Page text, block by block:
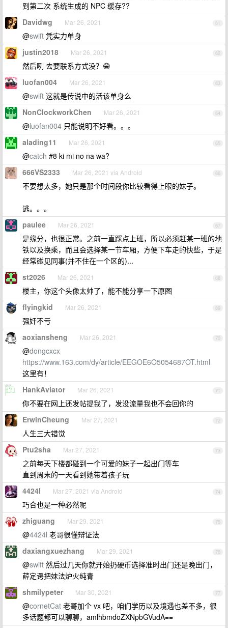
到第二次 系统生成的 NPC 缓存??
61
Davidwg Mar 26, 2021
@swift 凭实力单身
62
justin2018 Mar 26, 2021
然后咧 去要联系方式没？😁
63
luofan004 Mar 26, 2021
@swift 这就是传说中的活该单身么
64
NonClockworkChen Mar 26, 2021
@luofan004 只能说明不好看。。。
65
alading11 Mar 26, 2021
@catch #8 ki mi no na wa?
66
666VS2333 Mar 26, 2021 via Android
不要想太多，她只是那个时间段你比较看得上眼的妹子。
逃。。。
67
paulee Mar 26, 2021
是缘分，也很正常。之前一直踩点上班，所以必须赶某一班的地
铁以及换乘，而且会选择某一节车厢，方便下车走的快些，于是
经常碰见同事(并不住在一个区的)...
68
st2026 Mar 26, 2021
楼主，你这个头像太帅了，能不能分享一下原图
69
flyingkid Mar 26, 2021
强奸不亏
70
aoxiansheng Mar 26, 2021
@dongcxcx
https://www.163.com/dy/article/EEGOE6O5054687OT.html
这里有！
71
HankAviator Mar 26, 2021
你不要在网上还发帖提我了，发没流量我也不会回你的
72
ErwinCheung Mar 27, 2021
人生三大错觉
73
Ptu2sha Mar 27, 2021
之前每天下楼都碰到一个可爱的妹子一起出门等车
直到周末的一天看到她带着孩子玩
74
4424l Mar 27, 2021 via Android
巧合也是一种必然呢
75
zhiguang Mar 29, 2021
@4424l 老哥很懂辩证法
76
daxiangxuezhang Mar 29, 2021
@swift 然后过几天你就开始扔硬币选择准时出门还是晚出门，
薛定谔把妹法炉火纯青
77
shmilypeter Mar 30, 2021
@cornetCat 老哥加个 vx 吧，咱们学历以及境遇也差不多，很
多话题都可以聊聊，amlhbmdoZXNpbGVudA==